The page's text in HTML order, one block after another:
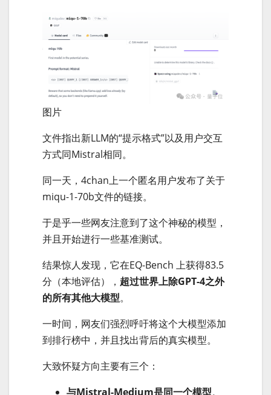
图片
文件指出新LLM的“提示格式”以及用户交互
方式同Mistral相同。
同一天，4chan上一个匿名用户发布了关于
miqu-1-70b文件的链接。
于是乎一些网友注意到了这个神秘的模型，
并且开始进行一些基准测试。
结果惊人发现，它在EQ-Bench 上获得83.5
分（本地评估）， 超过世界上除GPT-4之外
的所有其他大模型。
一时间，网友们强烈呼吁将这个大模型添加
到排行榜中，并且找出背后的真实模型。
大致怀疑方向主要有三个：
与Mistral-Medium是同一个模型。